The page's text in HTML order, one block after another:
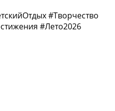
#Творчество
#Лето2026